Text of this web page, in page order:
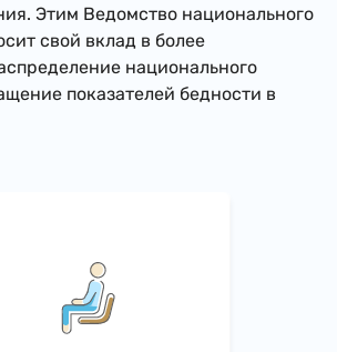
Этим Ведомство национального
свой вклад в более
национального
показателей бедности в